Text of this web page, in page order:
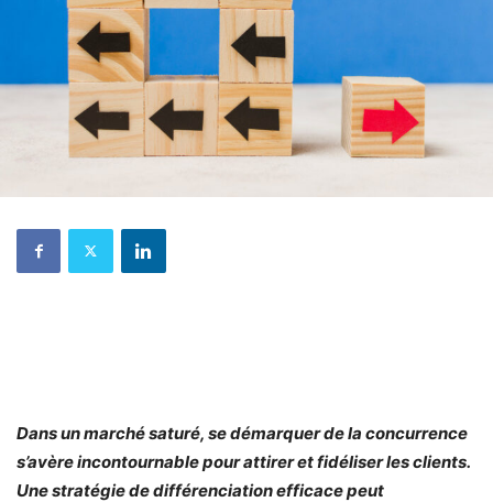
Dans un marché saturé, se démarquer de la concurrence
s’avère incontournable pour attirer et fidéliser les clients.
Une stratégie de différenciation efficace peut